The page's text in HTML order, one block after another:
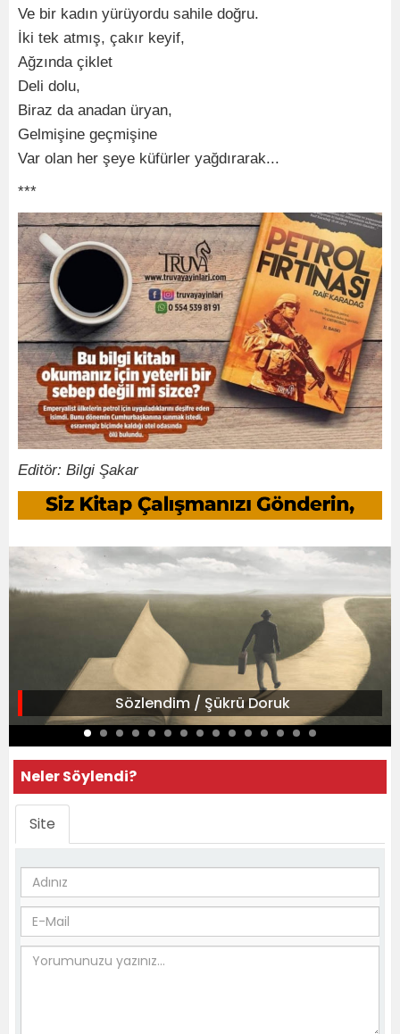
Ve bir kadın yürüyordu sahile doğru.
İki tek atmış, çakır keyif,
Ağzında çiklet
Deli dolu,
Biraz da anadan üryan,
Gelmişine geçmişine
Var olan her şeye küfürler yağdırarak...
***
Editör: Bilgi Şakar
Sözlendim / Şükrü Doruk
Neler Söylendi?
Site